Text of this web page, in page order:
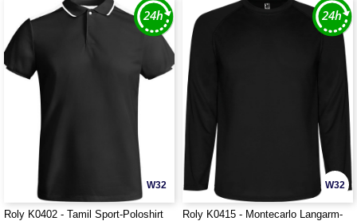
W32
Roly K0402 - Tamil Sport-Poloshirt
W32
Roly K0415 - Montecarlo Langarm-